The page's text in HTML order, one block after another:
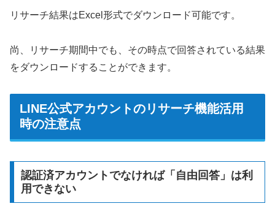
リサーチ結果はExcel形式でダウンロード可能です。
尚、リサーチ期間中でも、その時点で回答されている結果
をダウンロードすることができます。
LINE公式アカウントのリサーチ機能活用
時の注意点
認証済アカウントでなければ「自由回答」は利
用できない